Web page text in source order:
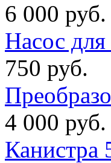
6 000 руб.
Насос
750 руб.
4 000 руб.
Канистра